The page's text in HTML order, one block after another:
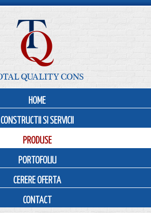
HOME
CONSTRUCTII SI SERVICII
PRODUSE
PORTOFOLIU
CERERE OFERTA
CONTACT